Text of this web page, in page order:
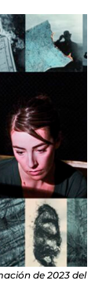
de 2023 del